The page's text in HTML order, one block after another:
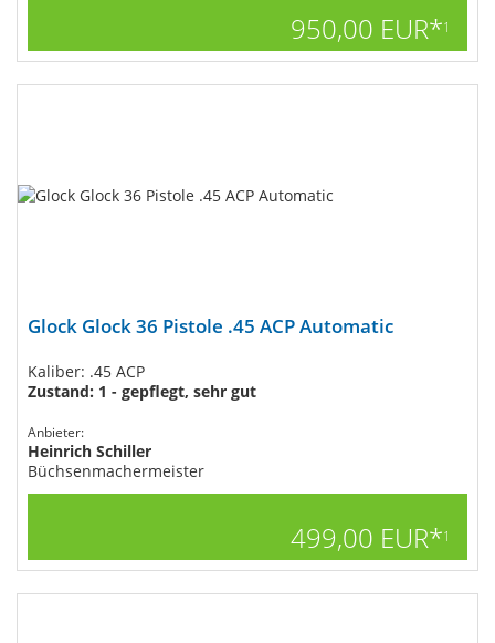
950,00 EUR*1
Glock Glock 36 Pistole .45 ACP Automatic
Kaliber: .45 ACP
Zustand: 1 - gepflegt, sehr gut
Anbieter:
Heinrich Schiller
Büchsenmachermeister
499,00 EUR*1